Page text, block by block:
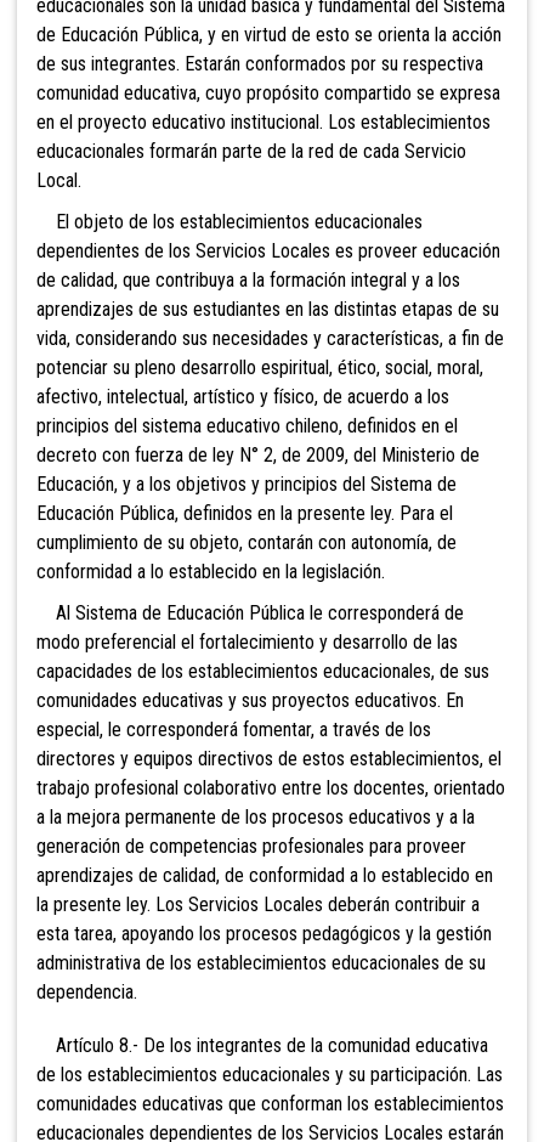
educacionales son la unidad básica y fundamental del Sistema
de Educación Pública, y en virtud de esto se orienta la acción
de sus integrantes. Estarán conformados por su respectiva
comunidad educativa, cuyo propósito compartido se expresa
en el proyecto educativo institucional. Los establecimientos
educacionales formarán parte de la red de cada Servicio
Local.
El objeto de los establecimientos educacionales
dependientes de los Servicios Locales es proveer educación
de calidad, que contribuya a la formación integral y a los
aprendizajes de sus estudiantes en las distintas etapas de su
vida, considerando sus necesidades y características, a fin de
potenciar su pleno desarrollo espiritual, ético, social, moral,
afectivo, intelectual, artístico y físico, de acuerdo a los
principios del sistema educativo chileno, definidos en el
decreto con fuerza de ley N° 2, de 2009, del Ministerio de
Educación, y a los objetivos y principios del Sistema de
Educación Pública, definidos en la presente ley. Para el
cumplimiento de su objeto, contarán con autonomía, de
conformidad a lo establecido en la legislación.
Al Sistema de Educación Pública le corresponderá de
modo preferencial el fortalecimiento y desarrollo de las
capacidades de los establecimientos educacionales, de sus
comunidades educativas y sus proyectos educativos. En
especial, le corresponderá fomentar, a través de los
directores y equipos directivos de estos establecimientos, el
trabajo profesional colaborativo entre los docentes, orientado
a la mejora permanente de los procesos educativos y a la
generación de competencias profesionales para proveer
aprendizajes de calidad, de conformidad a lo establecido en
la presente ley. Los Servicios Locales deberán contribuir a
esta tarea, apoyando los procesos pedagógicos y la gestión
administrativa de los establecimientos educacionales de su
dependencia.
Artículo 8.- De los integrantes de la comunidad educativa
de los establecimientos educacionales y su participación. Las
comunidades educativas que conforman los establecimientos
educacionales dependientes de los Servicios Locales estarán